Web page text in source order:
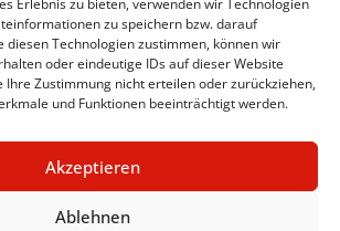
Erlebnis zu bieten, verwenden wir Technologien
zu speichern bzw. darauf
diesen Technologien zustimmen, können wir
oder eindeutige IDs auf dieser Website
Ihre Zustimmung nicht erteilen oder zurückziehen,
und Funktionen beeinträchtigt werden.
Akzeptieren
Ablehnen